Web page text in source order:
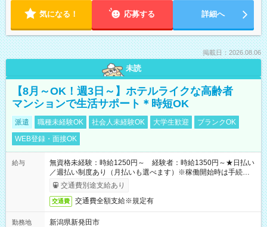
気になる！ 応募する 詳細へ
掲載日：2026.08.06
未読
【8月～OK！週3日～】ホテルライクな高齢者
マンションで生活サポート＊時短OK
派遣 職種未経験OK 社会人未経験OK 大学生歓迎
ブランクOK
WEB登録・面接OK
給与
無資格未経験：時給1250円～ 経験者：時給1350円～★日払い
／週払い制度あり（月払いも選べます）※稼働開始時は手続き完
了次第のお支払いとなります。
交通費別途支給あり
交通費 交通費全額支給※規定有
勤務地
新潟県新発田市